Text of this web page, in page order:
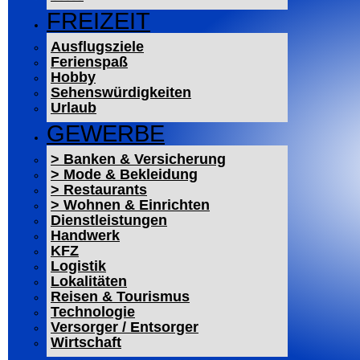
FREIZEIT
Ausflugsziele
Ferienspaß
Hobby
Sehenswürdigkeiten
Urlaub
GEWERBE
> Banken & Versicherung
> Mode & Bekleidung
> Restaurants
> Wohnen & Einrichten
Dienstleistungen
Handwerk
KFZ
Logistik
Lokalitäten
Reisen & Tourismus
Technologie
Versorger / Entsorger
Wirtschaft